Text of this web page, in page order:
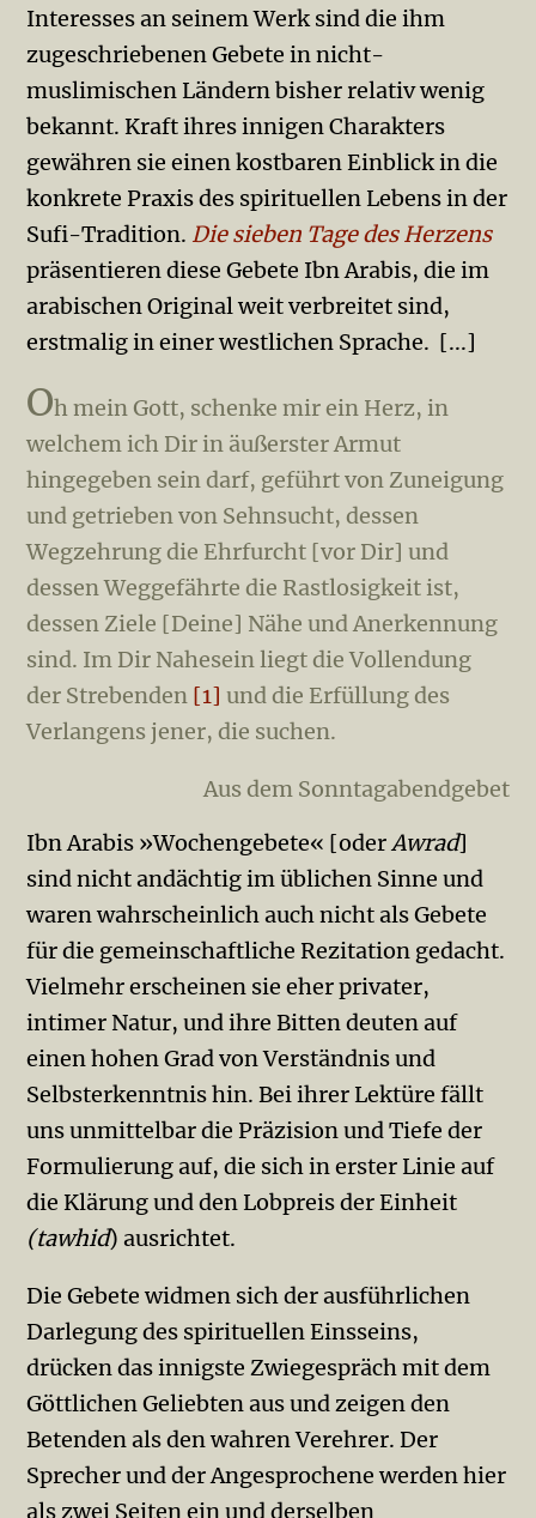
Interesses an seinem Werk sind die ihm
zugeschriebenen Gebete in nicht-
muslimischen Ländern bisher relativ wenig
bekannt. Kraft ihres innigen Charakters
gewähren sie einen kostbaren Einblick in die
konkrete Praxis des spirituellen Lebens in der
Sufi-Tradition. Die sieben Tage des Herzens
präsentieren diese Gebete Ibn Arabis, die im
arabischen Original weit verbreitet sind,
erstmalig in einer westlichen Sprache. [...]
Oh mein Gott, schenke mir ein Herz, in
welchem ich Dir in äußerster Armut
hingegeben sein darf, geführt von Zuneigung
und getrieben von Sehnsucht, dessen
Wegzehrung die Ehrfurcht [vor Dir] und
dessen Weggefährte die Rastlosigkeit ist,
dessen Ziele [Deine] Nähe und Anerkennung
sind. Im Dir Nahesein liegt die Vollendung
der Strebenden [1] und die Erfüllung des
Verlangens jener, die suchen.
Aus dem Sonntagabendgebet
Ibn Arabis »Wochen­gebete« [oder Awrad]
sind nicht andächtig im üblichen Sinne und
waren wahrscheinlich auch nicht als Gebete
für die gemeinschaftliche Rezitation gedacht.
Vielmehr erscheinen sie eher privater,
intimer Natur, und ihre Bitten deuten auf
einen hohen Grad von Verständnis und
Selbst­erkenntnis hin. Bei ihrer Lektüre fällt
uns unmittelbar die Präzision und Tiefe der
Formulierung auf, die sich in erster Linie auf
die Klärung und den Lobpreis der Einheit
(tawhid) ausrichtet.
Die Gebete widmen sich der ausführlichen
Darlegung des spirituellen Einsseins,
drücken das innigste Zwiegespräch mit dem
Gött­li­chen Geliebten aus und zeigen den
Betenden als den wahren Ver­ehrer. Der
Sprecher und der Angesprochene werden hier
als zwei Seiten ein und derselben